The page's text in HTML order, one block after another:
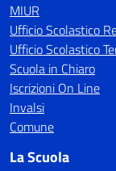
MIUR
Ufficio Scolastico
Ufficio Scolastico
Scuola in Chiaro
Iscrizioni On Line
Invalsi
Comune
La Scuola